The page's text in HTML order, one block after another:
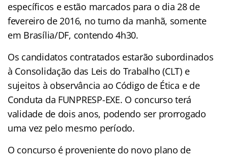
específicos e estão marcados para o dia 28 de
fevereiro de 2016, no turno da manhã, somente
em Brasília/DF, contendo 4h30.
Os candidatos contratados estarão subordinados
à Consolidação das Leis do Trabalho (CLT) e
sujeitos à observância ao Código de Ética e de
Conduta da FUNPRESP-EXE. O concurso terá
validade de dois anos, podendo ser prorrogado
uma vez pelo mesmo período.
O concurso é proveniente do novo plano de